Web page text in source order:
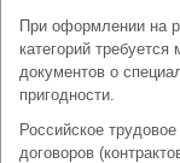
При оформлении на
категорий
документов о
пригодности.
Российское
договоров